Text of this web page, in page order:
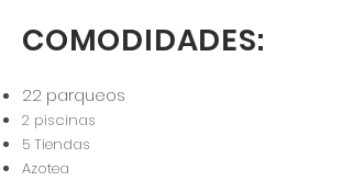
COMODIDADES:
22 parqueos
2 piscinas
5 Tiendas
Azotea